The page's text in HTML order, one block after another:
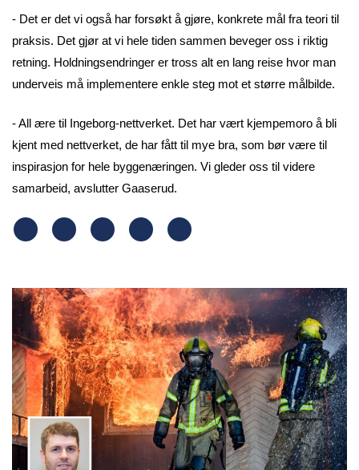
- Det er det vi også har forsøkt å gjøre, konkrete mål fra teori til
praksis. Det gjør at vi hele tiden sammen beveger oss i riktig
retning. Holdningsendringer er tross alt en lang reise hvor man
underveis må implementere enkle steg mot et større målbilde.
- All ære til Ingeborg-nettverket. Det har vært kjempemoro å bli
kjent med nettverket, de har fått til mye bra, som bør være til
inspirasjon for hele byggenæringen. Vi gleder oss til videre
samarbeid, avslutter Gaaserud.